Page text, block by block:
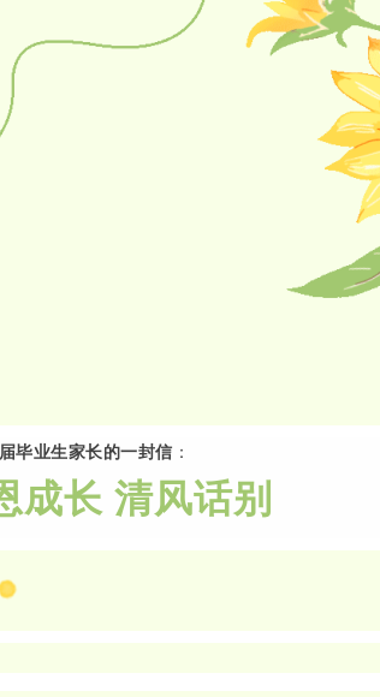
届毕业生家长的一封信 ：
成长 清风话别